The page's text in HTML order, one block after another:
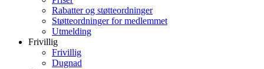
Rabatter og støtteordninger
Støtteordninger for medlemmet
Utmelding
Frivillig
Frivillig
Dugnad